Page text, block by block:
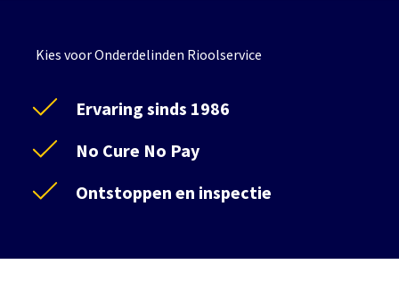
Kies voor Onderdelinden Rioolservice
Ervaring sinds 1986
No Cure No Pay
Ontstoppen en inspectie